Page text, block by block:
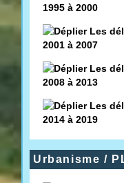
1995 à 2000
Les
2001 à 2007
Les
2008 à 2013
Les
2014 à 2019
Urbanisme /